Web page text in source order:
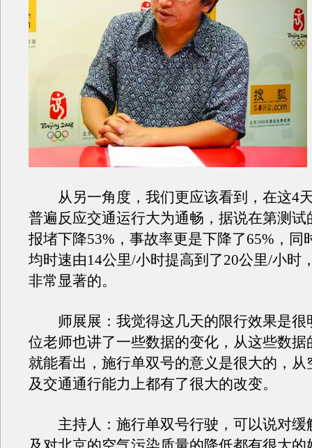
从另一角度，我们更应该看到，在这4
普遍反应交通运行大为通畅，据说在第测试
报堵下降53%，事故率更是下降了65%，同
均时速由14公里/小时提高到了20公里/小时
非常显著的。
师展展：我觉得这几天的限行效果是很
位老师也讲了一些数据的变化，从这些数据
就能看出，施行单双号的意义是很大的，从
及交通通行能力上都有了很大的改变。
主持人：施行单双号行驶，可以说对缓